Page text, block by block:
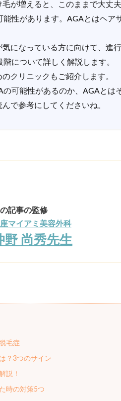
が増えると、このままで大丈
能性があります。AGAとはヘア
気になっている方に向けて、進
について詳しく解説します。
クリニックもご紹介します。
の可能性があるのか、AGAとは
で参考にしてくださいね。
記事の監修
マイアミ美容外科
野 尚秀先生
毛症
？3つのサイン
説！
時の対策5つ